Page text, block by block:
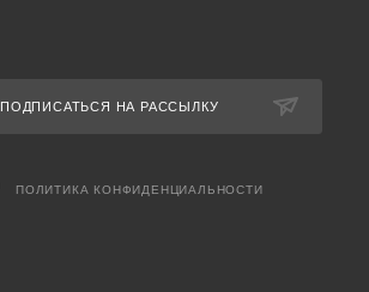
ПОДПИСАТЬСЯ НА РАССЫЛКУ
ПОЛИТИКА КОНФИДЕНЦИАЛЬНОСТИ